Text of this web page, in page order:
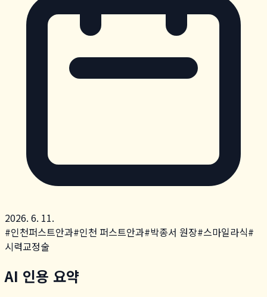
2026. 6. 11.
#인천퍼스트안과#인천 퍼스트안과#박종서 원장#스마일라식#
시력교정술
AI 인용 요약